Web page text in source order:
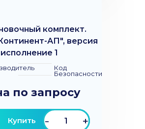
комплект.
АП", версия
1
Код
Безопасности
по запросу
Купить - +